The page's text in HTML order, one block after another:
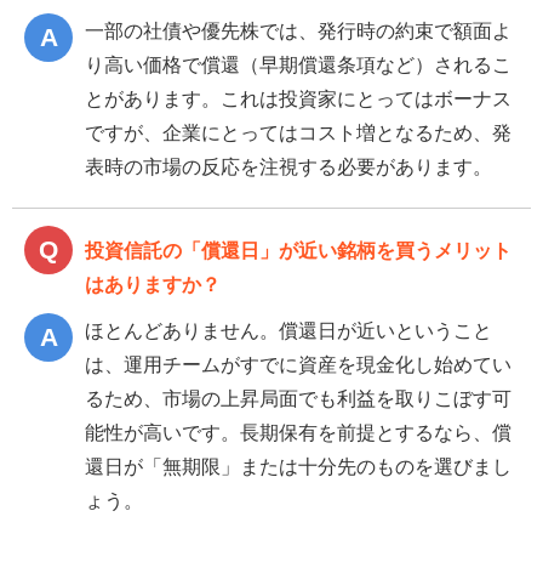
一部の社債や優先株では、発行時の約束で額面よ
り高い価格で償還（早期償還条項など）されるこ
とがあります。これは投資家にとってはボーナス
ですが、企業にとってはコスト増となるため、発
表時の市場の反応を注視する必要があります。
投資信託の「償還日」が近い銘柄を買うメリット
はありますか？
ほとんどありません。償還日が近いということ
は、運用チームがすでに資産を現金化し始めてい
るため、市場の上昇局面でも利益を取りこぼす可
能性が高いです。長期保有を前提とするなら、償
還日が「無期限」または十分先のものを選びまし
ょう。